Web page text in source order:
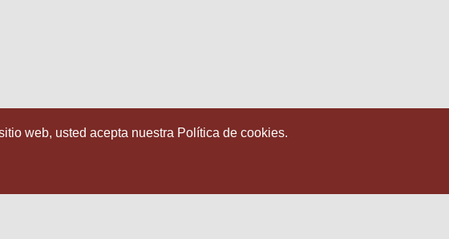
web, usted acepta nuestra Política de cookies.